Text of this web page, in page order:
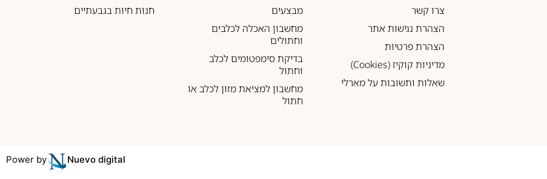
צרו קשר
הצהרת נגישות אתר
הצהרת פרטיות
מדיניות קוקיז (Cookies)
שאלות ותשובות על מארלי
מבצעים
מחשבון האכלה לכלבים
וחתולים
בדיקת סימפטומים לכלב
וחתול
מחשבון למציאת מזון לכלב או
חתול
חנות חיות בגבעתיים
Power by Nuevo digital